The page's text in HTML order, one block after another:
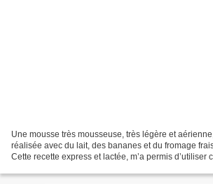
Une mousse très mousseuse, très légère et
réalisée avec du lait, des bananes et du fromage
Cette recette express et lactée, m’a permis d’utiliser